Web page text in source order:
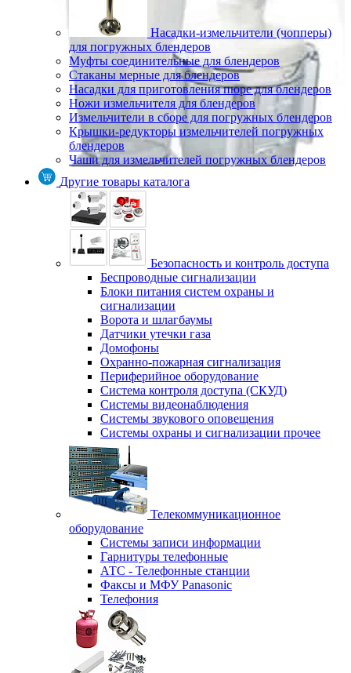
Насадки-измельчители (чопперы)
для погружных блендеров
Муфты соединительные для блендеров
Стаканы мерные для блендеров
Насадки для приготовления пюре для блендеров
Ножи измельчителя для блендеров
Измельчители в сборе для погружных блендеров
Крышки-редукторы измельчителей погружных
блендеров
Чаши для измельчителей погружных блендеров
Другие товары каталога
Безопасность и контроль доступа
Беспроводные сигнализации
Блоки питания систем охраны и
сигнализации
Ворота и шлагбаумы
Датчики утечки газа
Домофоны
Охранно-пожарная сигнализация
Периферийное оборудование
Система контроля доступа (СКУД)
Системы видеонаблюдения
Системы звукового оповещения
Системы охраны и сигнализации прочее
Телекоммуникационное
оборудование
Системы записи информации
Гарнитуры телефонные
АТС - Телефонные станции
Факсы и МФУ Panasonic
Телефония